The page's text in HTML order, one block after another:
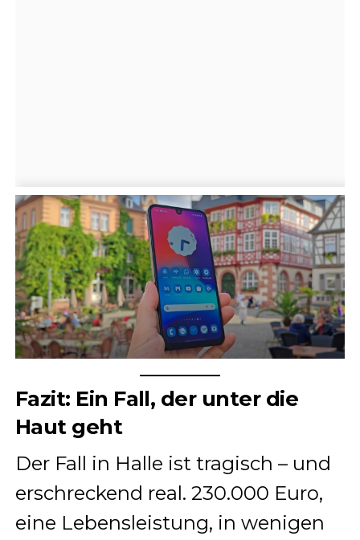
Fazit: Ein Fall, der unter die
Haut geht
Der Fall in Halle ist tragisch – und
erschreckend real. 230.000 Euro,
eine Lebensleistung, in wenigen